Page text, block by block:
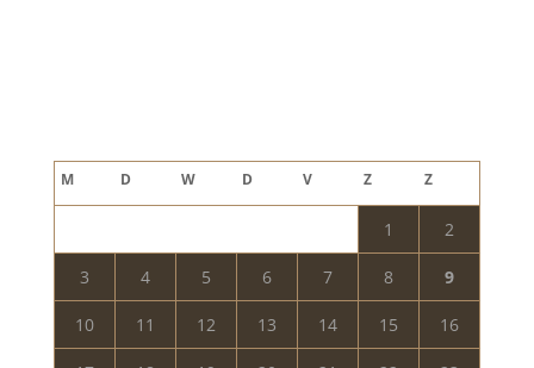
M D W D V Z Z
1 2
3 4 5 6 7 8 9
10 11 12 13 14 15 16